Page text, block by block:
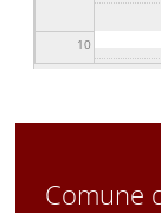
10
Comune